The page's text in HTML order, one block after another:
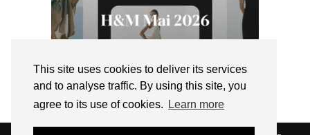
This site uses cookies to deliver its services
and to analyse traffic. By using this site, you
agree to its use of cookies.
Learn more